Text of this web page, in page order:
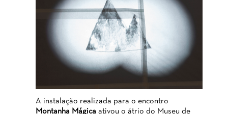
A instalação realizada para o encontro
Montanha Mágica ativou o átrio do Museu de